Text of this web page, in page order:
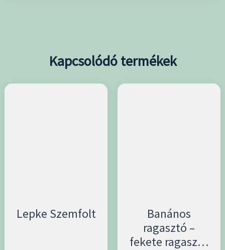
Kapcsolódó termékek
Lepke Szemfolt
Banános
ragasztó –
fekete ragasztó